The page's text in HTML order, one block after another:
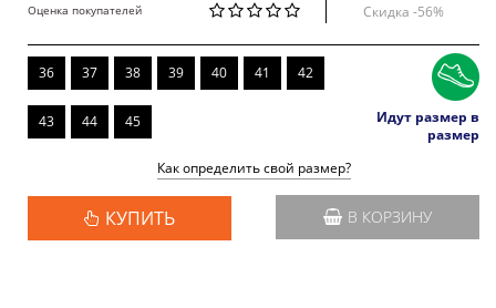
Оценка покупателей
Скидка -56%
36 37 38 39 40 41 42
43 44 45
Идут размер в
размер
Как определить свой размер?
КУПИТЬ В КОРЗИНУ